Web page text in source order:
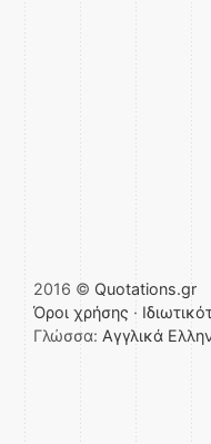
2016 © Quotations.gr
Όροι χρήσης ·
Γλώσσα: Αγγλικά